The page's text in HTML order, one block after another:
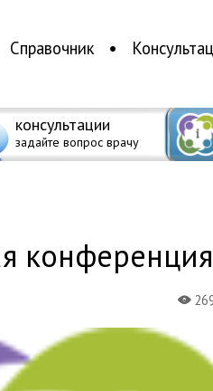
Справочник
консультации
задайте вопрос врачу
X